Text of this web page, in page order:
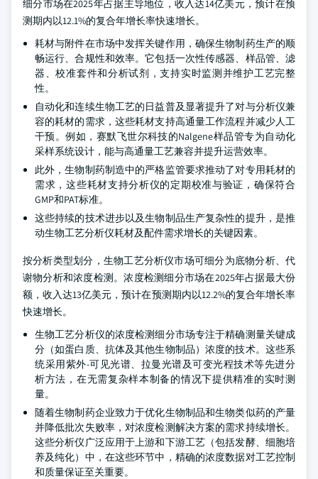
细分市场在2025年占据主导地位，收入达14亿美元，预计在预
测期内以12.1%的复合年增长率快速增长。
耗材与附件在市场中发挥关键作用，确保生物制药生产的顺
畅运行、合规性和效率。它包括一次性传感器、样品管、滤
器、校准套件和分析试剂，支持实时监测并维护工艺完整
性。
自动化和连续生物工艺的日益普及显著提升了对与分析仪兼
容的耗材的需求，这些耗材支持高通量工作流程并减少人工
干预。例如，赛默飞世尔科技的Nalgene样品管专为自动化
采样系统设计，能与高通量工艺兼容并提升运营效率。
此外，生物制药制造中的严格监管要求推动了对专用耗材的
需求，这些耗材支持分析仪的定期校准与验证，确保符合
GMP和PAT标准。
这些持续的技术进步以及生物制品生产复杂性的提升，是推
动生物工艺分析仪耗材及配件需求增长的关键因素。
按分析类型划分，生物工艺分析仪市场可细分为底物分析、代
谢物分析和浓度检测。浓度检测细分市场在2025年占据最大份
额，收入达13亿美元，预计在预测期内以12.2%的复合年增长率
快速增长。
生物工艺分析仪的浓度检测细分市场专注于精确测量关键成
分（如蛋白质、抗体及其他生物制品）浓度的技术。这些系
统采用紫外-可见光谱、拉曼光谱及可变光程技术等先进分
析方法，在无需复杂样本制备的情况下提供精准的实时测
量。
随着生物制药企业致力于优化生物制品和生物类似药的产量
并降低批次失败率，对浓度检测解决方案的需求持续增长。
这些分析仪广泛应用于上游和下游工艺（包括发酵、细胞培
养及纯化）中，在这些环节中，精确的浓度数据对工艺控制
和质量保证至关重要。